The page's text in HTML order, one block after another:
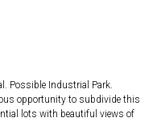
Possible Industrial Park.
opportunity to subdivide this
lots with beautiful views of